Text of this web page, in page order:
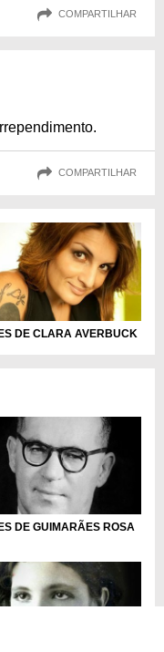
COMPARTILHAR
COMPARTILHAR
DE CLARA AVERBUCK
DE GUIMARÃES ROSA